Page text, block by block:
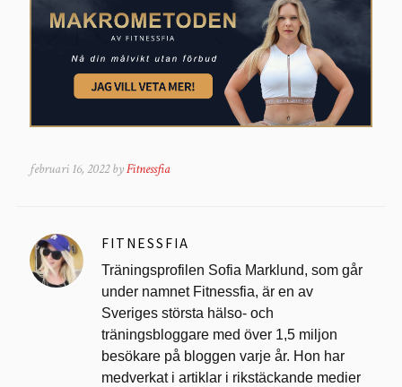
februari 16, 2022 byFitnessfia
FITNESSFIA
Träningsprofilen Sofia Marklund, som går
under namnet Fitnessfia, är en av
Sveriges största hälso- och
träningsbloggare med över 1,5 miljon
besökare på bloggen varje år. Hon har
medverkat i artiklar i rikstäckande medier